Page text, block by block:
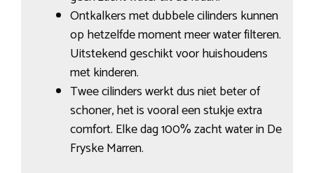
Ontkalkers met dubbele cilinders kunnen
op hetzelfde moment meer water filteren.
Uitstekend geschikt voor huishoudens
met kinderen.
Twee cilinders werkt dus niet beter of
schoner, het is vooral een stukje extra
comfort. Elke dag 100% zacht water in De
Fryske Marren.